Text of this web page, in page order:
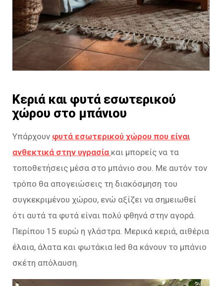
Κεριά και φυτά εσωτερικού
χώρου στο μπάνιου
Υπάρχουν φυτά εσωτερικού χώρου που είναι
ανθεκτικά στην υγρασία και μπορείς να τα
τοποθετήσεις μέσα στο μπάνιο σου. Με αυτόν τον
τρόπο θα απογειώσεις τη διακόσμηση του
συγκεκριμένου χώρου, ενώ αξίζει να σημειωθεί
ότι αυτά τα φυτά είναι πολύ φθηνά στην αγορά.
Περίπου 15 ευρώ η γλάστρα. Μερικά κεριά, αιθέρια
έλαια, άλατα και φωτάκια led θα κάνουν το μπάνιο
σκέτη απόλαυση.